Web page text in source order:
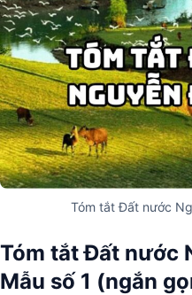
Tóm tắt Đất nước
Tóm tắt Đất nước
Mẫu số 1 (ngắn